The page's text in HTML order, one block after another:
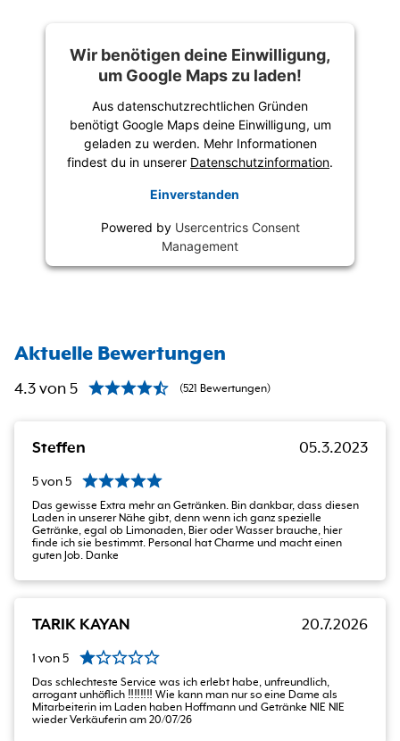
Wir benötigen deine Einwilligung,
um Google Maps zu laden!
Aus datenschutzrechtlichen Gründen
benötigt Google Maps deine Einwilligung, um
geladen zu werden. Mehr Informationen
findest du in unserer Datenschutzinformation.
Einverstanden
Powered by Usercentrics Consent
Management
Aktuelle Bewertungen
4.3 von 5 (521 Bewertungen)
Steffen 05.3.2023
5von5
Das gewisse Extra mehr an Getränken. Bin dankbar, dass diesen
Laden in unserer Nähe gibt, denn wenn ich ganz spezielle
Getränke, egal ob Limonaden, Bier oder Wasser brauche, hier
finde ich sie bestimmt. Personal hat Charme und macht einen
guten Job. Danke
TARIK KAYAN 20.7.2026
1 von5
Das schlechteste Service was ich erlebt habe, unfreundlich,
arrogant unhöflich ‼️‼️‼️‼️ Wie kann man nur so eine Dame als
Mitarbeiterin im Laden haben Hoffmann und Getränke NIE NIE
wieder Verkäuferin am 20/07/26